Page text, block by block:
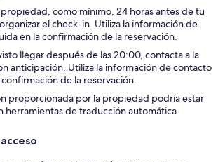
como mínimo, 24 horas antes de tu
el check-in. Utiliza la información de
en la confirmación de la reservación.
llegar después de las 20:00, contacta a la
anticipación. Utiliza la información de contacto
de la reservación.
proporcionada por la propiedad podría estar
herramientas de traducción automática.